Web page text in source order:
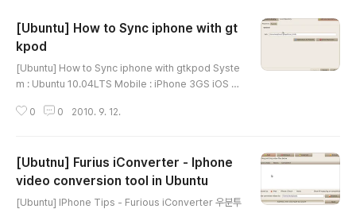
[Ubuntu] How to Sync iphone with gt
kpod
[Ubuntu] How to Sync iphone with gtkpod Syste
m : Ubuntu 10.04LTS Mobile : iPhone 3GS iOS 4.
tall gtkpod 2. Installing gtkpod-aac (for videos)
stall ifuse 3-2. Create mount point sudo mkdir /
mnt/iphone chown yourid:yourgrp /mnt/iphone
0 0 2010. 9. 12.
[Ubutnu] Furius iConverter - Iphone
video conversion tool in Ubuntu
[Ubuntu] IPhone Tips - Furious iConverter 우분투